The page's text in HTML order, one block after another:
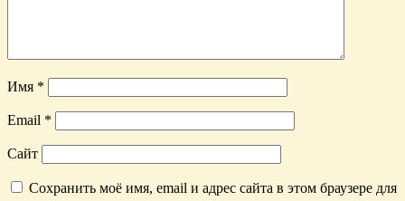
Имя *
Email *
Сайт
Сохранить моё имя, email и адрес сайта в этом браузере для